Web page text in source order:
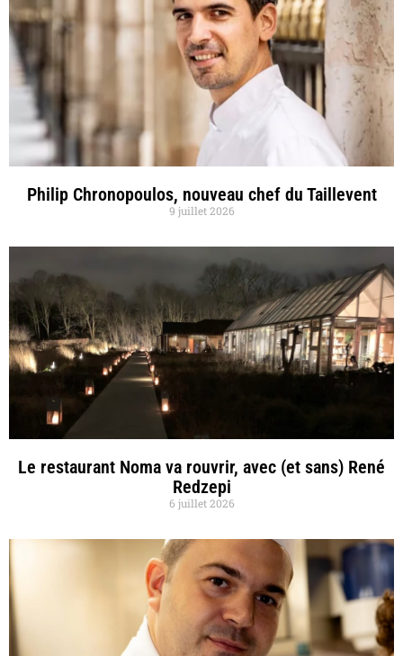
Philip Chronopoulos, nouveau chef du Taillevent
9 juillet 2026
Le restaurant Noma va rouvrir, avec (et sans) René
Redzepi
6 juillet 2026